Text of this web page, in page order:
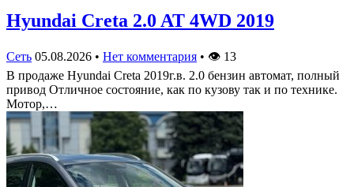
Hyundai Creta 2.0 AT 4WD 2019
Сеть 05.08.2026 • Нет комментария • 👁 13
В продаже Hyundai Creta 2019г.в. 2.0 бензин автомат, полный
привод Отличное состояние, как по кузову так и по технике.
Мотор,…